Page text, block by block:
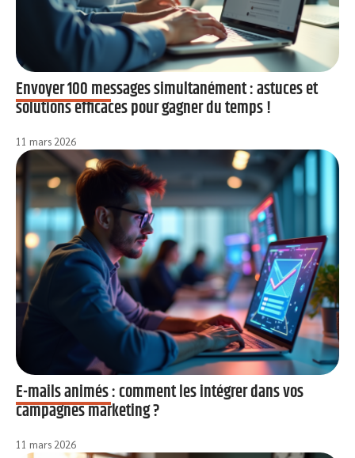
Envoyer 100 messages simultanément : astuces et
solutions efficaces pour gagner du temps !
11 mars 2026
E-mails animés : comment les intégrer dans vos
campagnes marketing ?
11 mars 2026